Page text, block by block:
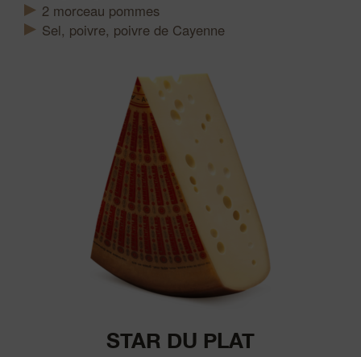
2 morceau pommes
Sel, poivre, poivre de Cayenne
STAR DU PLAT